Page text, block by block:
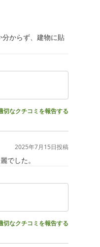
からず、建物に貼
切なクチコミを報告する
2025年7月15日投稿
でした。
切なクチコミを報告する